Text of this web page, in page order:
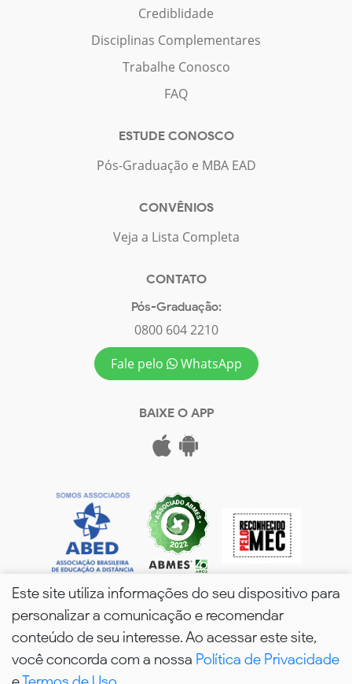
Crediblidade
Disciplinas Complementares
Trabalhe Conosco
FAQ
ESTUDE CONOSCO
Pós-Graduação e MBA EAD
CONVÊNIOS
Veja a Lista Completa
CONTATO
Pós-Graduação:
0800 604 2210
Fale pelo
WhatsApp
BAIXE O APP
wPós - 2026. Todos os Direitos Reservados.
Este site utiliza informações do seu dispositivo para
personalizar a comunicação e recomendar
conteúdo de seu interesse. Ao acessar este site,
você concorda com a nossa Política de Privacidade